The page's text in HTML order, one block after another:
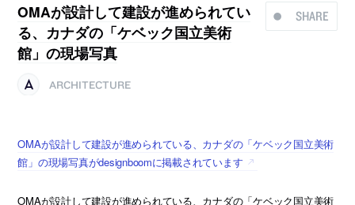
SHARE
OMAが設計して建設が進められてい
る、カナダの「ケベック国立美術
館」の現場写真
ARCHITECTURE
OMAが設計して建設が進められている、カナダの「ケベック国立美術
館」の現場写真がdesignboomに掲載されています
OMAが設計して建設が進められている、カナダの「ケベック国立美術